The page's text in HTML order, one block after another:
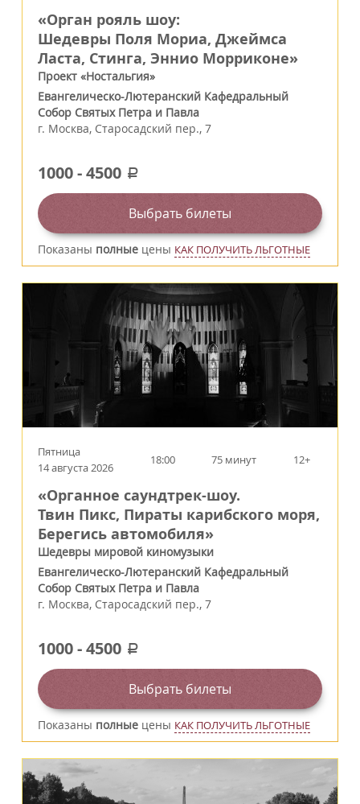
«Орган рояль шоу:
Шедевры Поля Мориа, Джеймса
Ласта, Стинга, Эннио Морриконе»
Проект «Ностальгия»
Евангелическо-Лютеранский Кафедральный
Собор Святых Петра и Павла
г. Москва, Старосадский пер., 7
1000-4500 a
Выбрать билеты
Показаны полные цены КАК ПОЛУЧИТЬ ЛЬГОТНЫЕ
Пятница
14 августа 2026
18:00 75 минут 12+
«Органное саундтрек-шоу.
Твин Пикс, Пираты карибского моря,
Берегись автомобиля»
Шедевры мировой киномузыки
Евангелическо-Лютеранский Кафедральный
Собор Святых Петра и Павла
г. Москва, Старосадский пер., 7
1000-4500 a
Выбрать билеты
Показаны полные цены КАК ПОЛУЧИТЬ ЛЬГОТНЫЕ